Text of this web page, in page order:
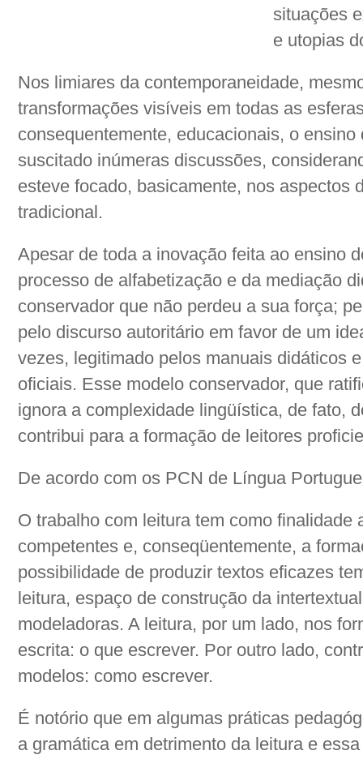
situações
e utopias
Nos limiares da contemporaneidade,
transformações visíveis em todas as
consequentemente, educacionais, o
suscitado inúmeras discussões,
esteve focado, basicamente, nos aspectos
tradicional.
Apesar de toda a inovação feita ao ensino
processo de alfabetização e da mediação
conservador que não perdeu a sua força;
pelo discurso autoritário em favor de um
vezes, legitimado pelos manuais didáticos
oficiais. Esse modelo conservador, que
ignora a complexidade lingüística, de fato,
contribui para a formação de leitores
De acordo com os PCN de Língua
O trabalho com leitura tem como finalidade
competentes e, conseqüentemente, a
possibilidade de produzir textos eficazes
leitura, espaço de construção da
modeladoras. A leitura, por um lado, nos
escrita: o que escrever. Por outro lado,
modelos: como escrever.
É notório que em algumas práticas
a gramática em detrimento da leitura e